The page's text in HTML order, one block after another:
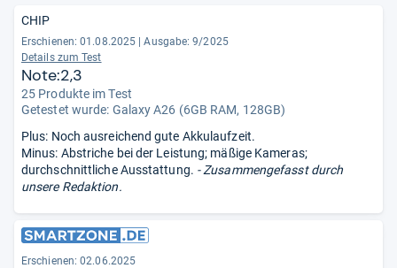
CHIP
Erschienen: 01.08.2025 | Ausgabe: 9/2025
Details zum Test
Note:2,3
25 Produkte im Test
Getestet wurde: Galaxy A26 (6GB RAM, 128GB)
Plus: Noch ausreichend gute Akkulaufzeit.
Minus: Abstriche bei der Leistung; mäßige Kameras;
durchschnittliche Ausstattung. - Zusammengefasst durch
unsere Redaktion.
Erschienen: 02.06.2025